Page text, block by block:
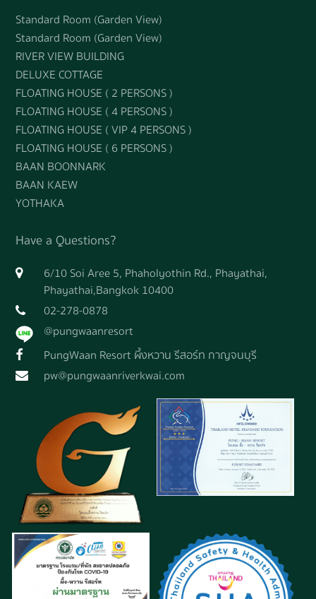
Standard Room (Garden View)
Standard Room (Garden View)
RIVER VIEW BUILDING
DELUXE COTTAGE
FLOATING HOUSE ( 2 PERSONS )
FLOATING HOUSE ( 4 PERSONS )
FLOATING HOUSE ( VIP 4 PERSONS )
FLOATING HOUSE ( 6 PERSONS )
BAAN BOONNARK
BAAN KAEW
YOTHAKA
Have a Questions?
6/10 Soi Aree 5, Phaholyothin Rd., Phayathai,
Phayathai,Bangkok 10400
02-278-0878
@pungwaanresort
PungWaan Resort ผึ้งหวาน รีสอร์ท กาญจนบุรี
pw@pungwaanriverkwai.com